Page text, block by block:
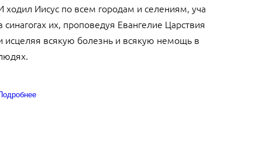
ходил Иисус по всем городам и селениям, уча
синагогах их, проповедуя Евангелие Царствия
исцеляя всякую болезнь и всякую немощь в